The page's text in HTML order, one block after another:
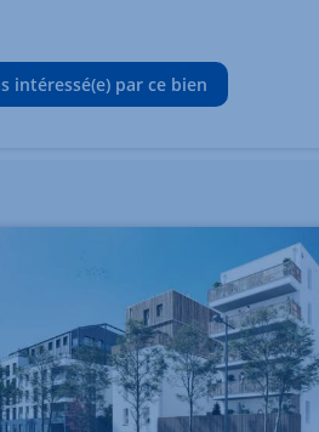
intéressé(e) par ce bien